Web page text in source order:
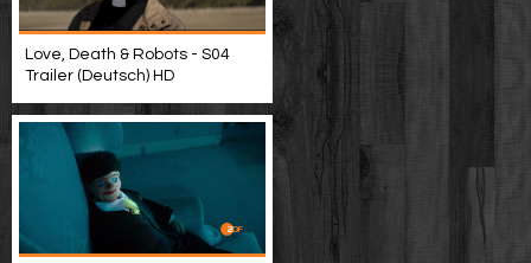
Love, Death & Robots - S04
Trailer (Deutsch) HD